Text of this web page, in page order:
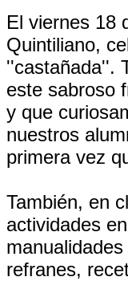
El viernes 18
Quintiliano,
''castañada''.
este sabroso
y que
nuestros
primera vez
También, en
actividades
refranes,